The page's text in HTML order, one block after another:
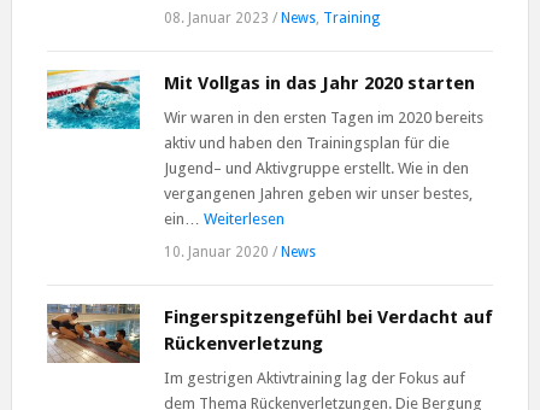
08. Januar 2023 / News, Training
Mit Vollgas in das Jahr 2020 starten
Wir waren in den ersten Tagen im 2020 bereits
aktiv und haben den Trainingsplan für die
Jugend– und Aktivgruppe erstellt. Wie in den
vergangenen Jahren geben wir unser bestes,
ein…Weiterlesen
10. Januar 2020 / News
Fingerspitzengefühl bei Verdacht auf
Rückenverletzung
Im gestrigen Aktivtraining lag der Fokus auf
dem Thema Rückenverletzungen. Die Bergung